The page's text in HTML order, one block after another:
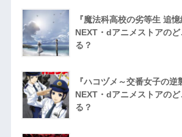
『魔法科高校の劣等生 追
NEXT・dアニメストアの
る？
『ハコヅメ～交番女子の
NEXT・dアニメストアの
る？